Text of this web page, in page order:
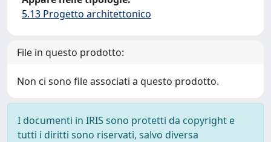
5.13 Progetto architettonico
File in questo prodotto:
Non ci sono file associati a questo prodotto.
I documenti in IRIS sono protetti da copyright e
tutti i diritti sono riservati, salvo diversa